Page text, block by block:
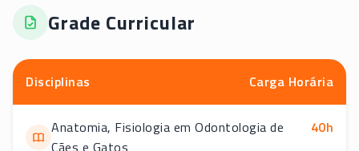
Grade Curricular
Disciplinas Carga Horária
Anatomia, Fisiologia em Odontologia de
40h